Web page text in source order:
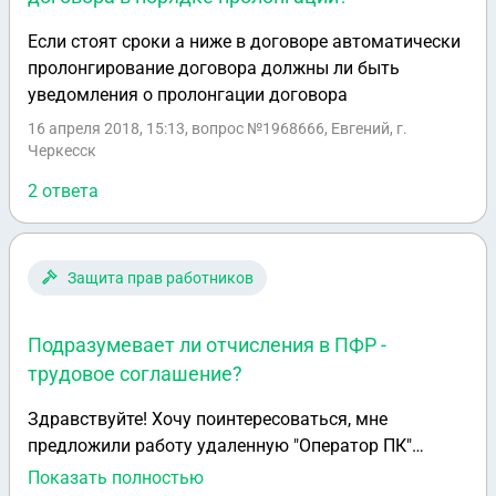
Если стоят сроки а ниже в договоре автоматически
пролонгирование договора должны ли быть
уведомления о пролонгации договора
16 апреля 2018, 15:13, вопрос №1968666, Евгений, г.
Черкесск
2 ответа
Защита прав работников
Подразумевает ли отчисления в ПФР -
трудовое соглашение?
Здравствуйте! Хочу поинтересоваться, мне
предложили работу удаленную "Оператор ПК"
(наборщик текста для книжного издательства),
Показать полностью